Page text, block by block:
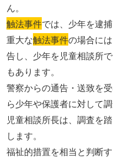
ん。
触法事件では、少年を逮
重大な触法事件の場合に
告し、少年を児童相談所
もあります。
警察からの通告・送致を
ら少年や保護者に対して調
児童相談所長は、調査を
します。
福祉的措置を相当と判断